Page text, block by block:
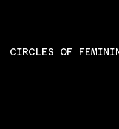
CIRCLES OF